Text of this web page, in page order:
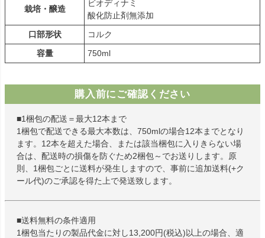
栽培・醸造
ビオディナミ
酸化防止剤無添加
口部形状
コルク
容量
750ml
購入前にご確認ください
■1梱包の配送＝最大12本まで
1梱包で配送できる最大本数は、750mlの場合12本までとなり
ます。12本を超えた場合、または該当梱包に入りきらない場
合は、配送時の損傷を防ぐため2梱包～でお送りします。原
則、1梱包ごとに送料が発生しますので、事前に追加送料(+ク
ール代)のご承認を得た上で発送致します。
■送料無料の条件適用
1梱包当たりの製品代金に対し13,200円(税込)以上の場合、適